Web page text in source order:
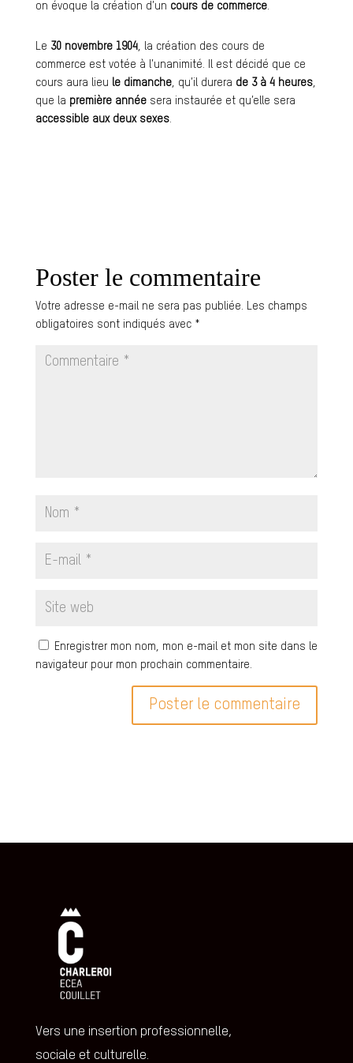
on évoque la création d’un cours de commerce.
Le 30 novembre 1904, la création des cours de
commerce est votée à l’unanimité. Il est décidé que ce
cours aura lieu le dimanche, qu’il durera de 3 à 4 heures,
que la première annéesera instaurée et qu’elle sera
accessible aux deux sexes.
Poster le commentaire
Votre adresse e-mail ne sera pas publiée. Les champs
obligatoires sont indiqués avec *
Enregistrer mon nom, mon e-mail et mon site dans le
navigateur pour mon prochain commentaire.
Vers une insertion professionnelle,
sociale et culturelle.